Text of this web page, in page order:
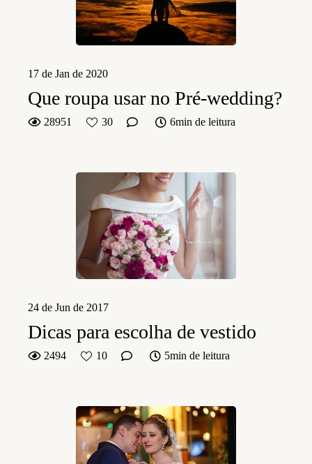
17 de Jan de 2020
Que roupa usar no Pré-wedding?
28951 30 6min de leitura
24 de Jun de 2017
Dicas para escolha de vestido
2494 10 5min de leitura